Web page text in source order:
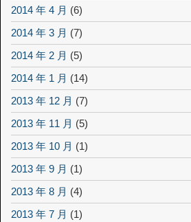
2014 年 4 月 (6)
2014 年 3 月 (7)
2014 年 2 月 (5)
2014 年 1 月 (14)
2013 年 12 月 (7)
2013 年 11 月 (5)
2013 年 10 月 (1)
2013 年 9 月 (1)
2013 年 8 月 (4)
2013 年 7 月 (1)